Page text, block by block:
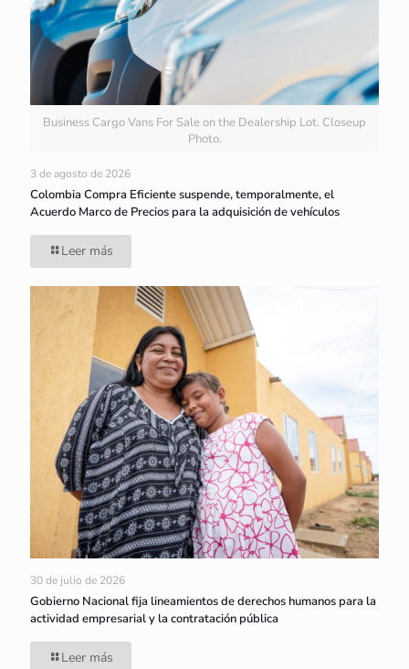
Business Cargo Vans For Sale on the Dealership Lot. Closeup
Photo.
3 de agosto de 2026
Colombia Compra Eficiente suspende, temporalmente, el
Acuerdo Marco de Precios para la adquisición de vehículos
Leer más
30 de julio de 2026
Gobierno Nacional fija lineamientos de derechos humanos para la
actividad empresarial y la contratación pública
Leer más